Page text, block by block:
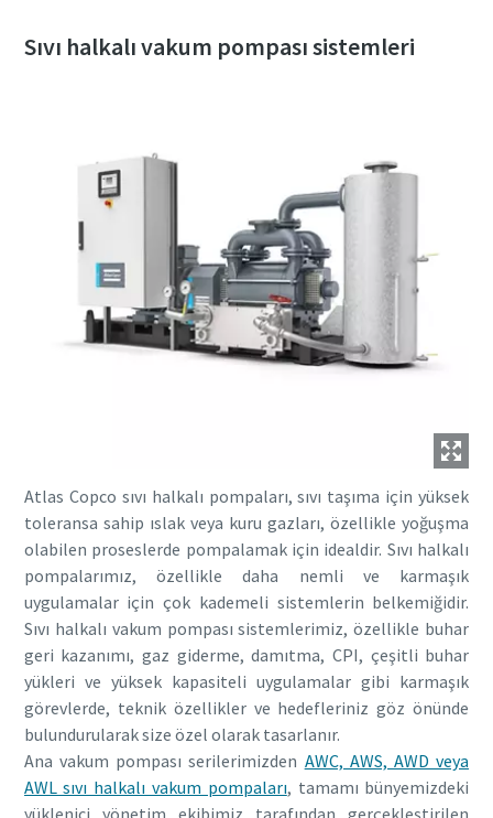
Sıvı halkalı vakum pompası sistemleri
Atlas Copco sıvı halkalı pompaları, sıvı taşıma için yüksek
toleransa sahip ıslak veya kuru gazları, özellikle yoğuşma
olabilen proseslerde pompalamak için idealdir. Sıvı halkalı
pompalarımız, özellikle daha nemli ve karmaşık
uygulamalar için çok kademeli sistemlerin belkemiğidir.
Sıvı halkalı vakum pompası sistemlerimiz, özellikle buhar
geri kazanımı, gaz giderme, damıtma, CPI, çeşitli buhar
yükleri ve yüksek kapasiteli uygulamalar gibi karmaşık
görevlerde, teknik özellikler ve hedefleriniz göz önünde
bulundurularak size özel olarak tasarlanır.
Ana vakum pompası serilerimizden AWC, AWS, AWD veya
AWL sıvı halkalı vakum pompaları, tamamı bünyemizdeki